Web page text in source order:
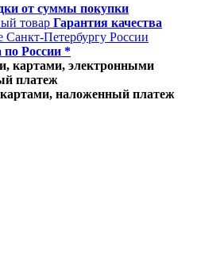
от суммы покупки
Гарантия качества
по России *
наложенный платеж